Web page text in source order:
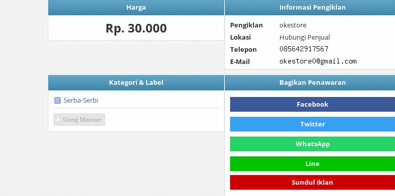
Harga
Rp. 30.000
Informasi Pengiklan
Pengiklan
okestore
Lokasi
Hubungi Penjual
Telepon
E-Mail
Kategori & Label
Serba-Serbi
Uang Mainan
Bagikan Penawaran
Facebook
Twitter
WhatsApp
Line
Sundul Iklan